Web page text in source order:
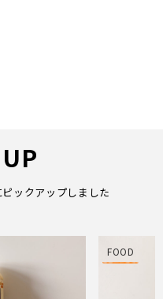
ックアップしました
FOOD